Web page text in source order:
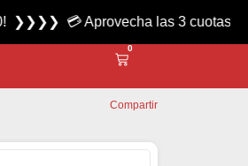
0
Compartir
las 3 cuotas sin interés